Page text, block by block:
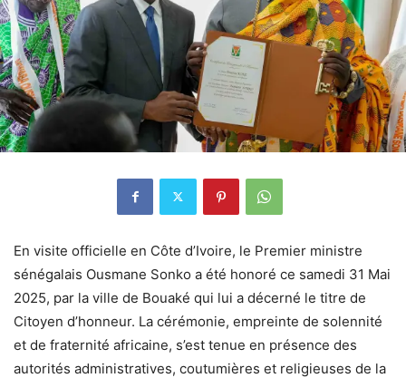
En visite officielle en Côte d’Ivoire, le Premier ministre
sénégalais Ousmane Sonko a été honoré ce samedi 31 Mai
2025, par la ville de Bouaké qui lui a décerné le titre de
Citoyen d’honneur. La cérémonie, empreinte de solennité
et de fraternité africaine, s’est tenue en présence des
autorités administratives, coutumières et religieuses de la